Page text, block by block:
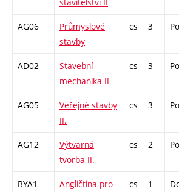
AG06
Průmyslové
stavby
cs 3
AD02
Stavební
mechanika II
cs 3
AG05
Veřejné stavby
II.
cs 3
AG12
Výtvarná
tvorba II.
cs 2
BYA1
Angličtina pro
cs 1